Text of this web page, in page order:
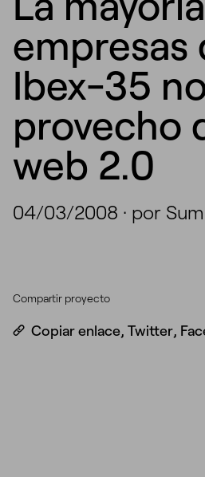
empresas
Ibex-35
provecho
web 2.0
04/03/2008 · por
Compartir proyecto
Copiar enlace, Twitter,